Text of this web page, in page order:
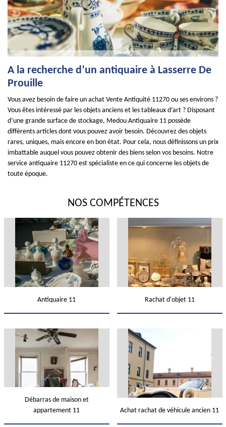
A la recherche d’un antiquaire à Lasserre De
Prouille
Vous avez besoin de faire un achat Vente Antiquité 11270 ou ses environs ?
Vous êtes intéressé par les objets anciens et les tableaux d’art ? Disposant
d’une grande surface de stockage, Medou Antiquaire 11 possède
différents articles dont vous pouvez avoir besoin. Découvrez des objets
rares, uniques, mais encore en bon état. Pour cela, nous définissons un prix
imbattable auquel vous pouvez obtenir des biens selon vos besoins. Notre
service antiquaire 11270 est spécialiste en ce qui concerne les objets de
toute époque.
NOS COMPÉTENCES
Antiquaire 11 Rachat d'objet 11
Débarras de maison et
appartement 11
Achat rachat de véhicule ancien 11